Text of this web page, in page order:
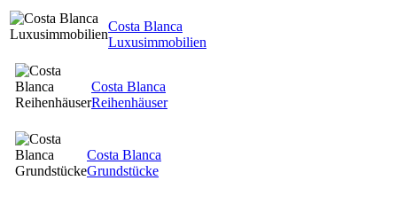
Costa Blanca
Luxusimmobilien
Costa Blanca
Reihenhäuser
Costa Blanca
Grundstücke